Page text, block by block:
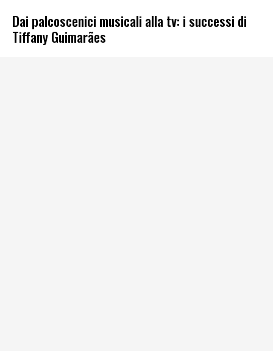
Dai palcoscenici musicali alla tv: i successi di
Tiffany Guimarães